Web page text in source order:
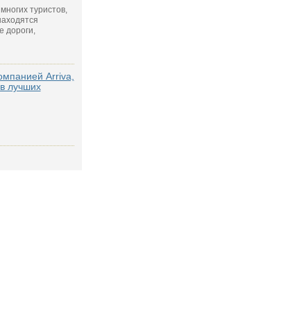
туристов,
дороги,
Arriva,
лучших